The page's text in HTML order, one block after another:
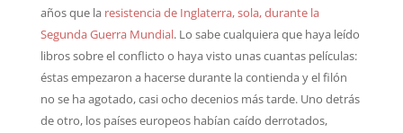
años que la resistencia de Inglaterra, sola, durante la
Segunda Guerra Mundial. Lo sabe cualquiera que haya leído
libros sobre el conflicto o haya visto unas cuantas películas:
éstas empezaron a hacerse durante la contienda y el filón
no se ha agotado, casi ocho decenios más tarde. Uno detrás
de otro, los países europeos habían caído derrotados,